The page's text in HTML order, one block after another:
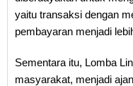
yaitu transaksi dengan
pembayaran menjadi
Sementara itu, Lomba
masyarakat, menjadi